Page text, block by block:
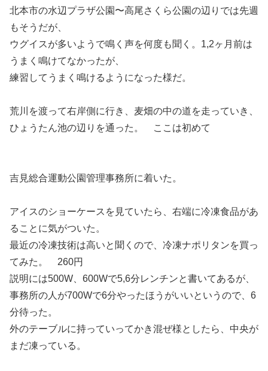
北本市の水辺プラザ公園〜高尾さくら公園の辺りでは先週
もそうだが、
ウグイスが多いようで鳴く声を何度も聞く。1,2ヶ月前は
うまく鳴けてなかったが、
練習してうまく鳴けるようになった様だ。
荒川を渡って右岸側に行き、麦畑の中の道を走っていき、
ひょうたん池の辺りを通った。 ここは初めて
吉見総合運動公園管理事務所に着いた。
アイスのショーケースを見ていたら、右端に冷凍食品があ
ることに気がついた。
最近の冷凍技術は高いと聞くので、冷凍ナポリタンを買っ
てみた。 260円
説明には500W、600Wで5,6分レンチンと書いてあるが、
事務所の人が700Wで6分やったほうがいいというので、6
分待った。
外のテーブルに持っていってかき混ぜ様としたら、中央が
まだ凍っている。